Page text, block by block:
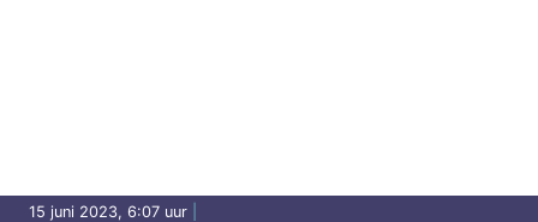
15 juni 2023, 6:07 uur